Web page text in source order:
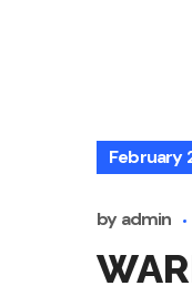
February
by admin